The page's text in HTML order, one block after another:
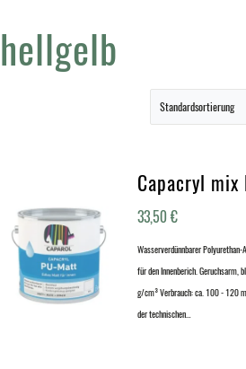
hellgelb
Capacryl
33,50€
Wasserverdünnbarer
für den Innenberich. Geruchsarm,
g/cm³ Verbrauch: ca. 100 - 120
der technischen…